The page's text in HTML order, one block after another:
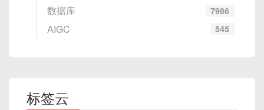
数据库 7986
AIGC 545
标签云